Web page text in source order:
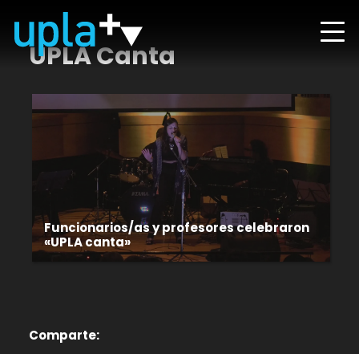
UPLA Canta
Funcionarios/as y profesores celebraron
«UPLA canta»
Comparte: